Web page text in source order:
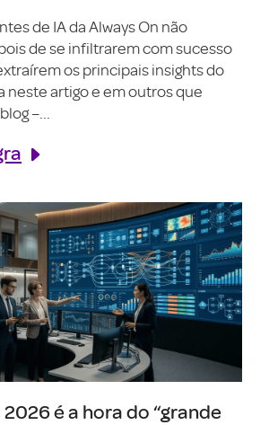
de IA da Always On não
de se infiltrarem com sucesso
os principais insights do
neste artigo e em outros que
–...
2026 é a hora do “grande